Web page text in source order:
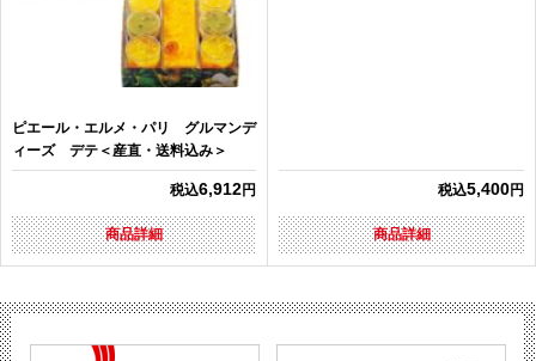
ピエール・エルメ・パリ グルマンデ
ィーズ デテ＜産直・送料込み＞
税込6,912円
商品詳細
税込5,400円
商品詳細